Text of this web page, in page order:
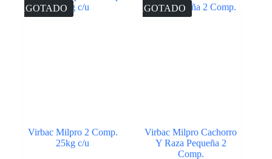
AGOTADO
Virbac Milpro 2 Comp.
25kg c/u
AGOTADO
Virbac Milpro Cachorro
Y Raza Pequeña 2
Comp.